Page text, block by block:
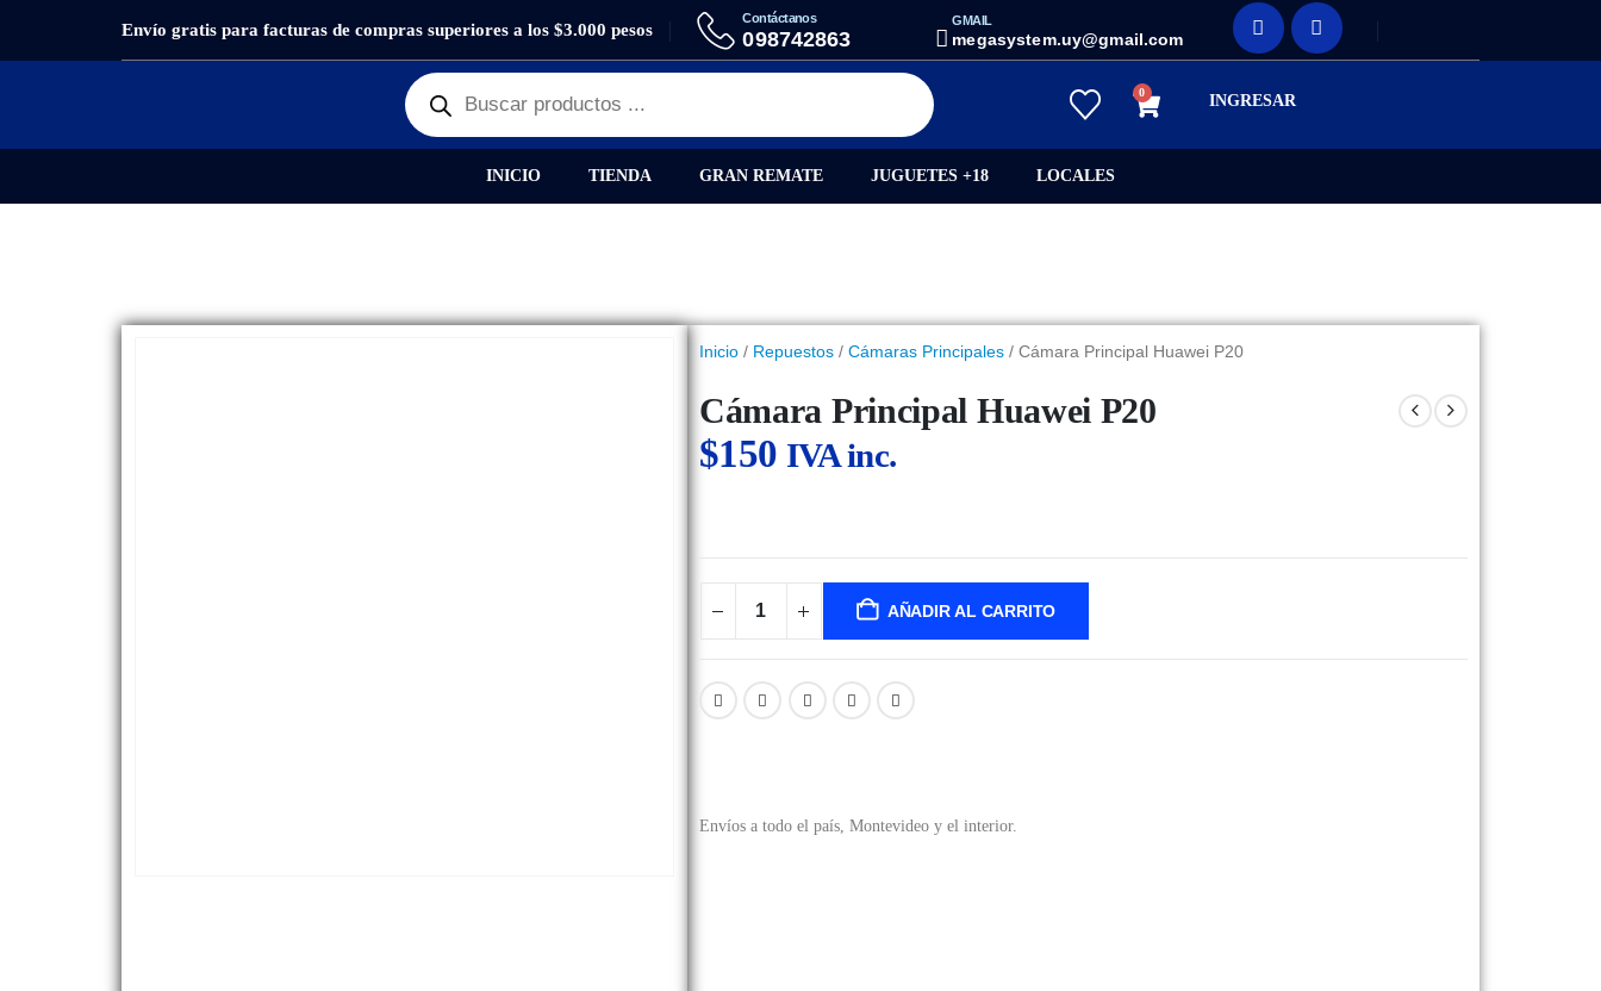
Envío gratis para facturas de compras superiores a los $3.000 pesos
Contáctanos
098742863
GMAIL
megasystem.uy@gmail.com
0 INGRESAR
INICIO TIENDA GRAN REMATE JUGUETES +18 LOCALES
PRODUCTOSREPUESTOS, CÁMARAS PRINCIPALES CÁMARA PRINCIPAL HUAWEI P20
Inicio/ Repuestos/ Cámaras Principales/ Cámara Principal Huawei P20
Cámara Principal Huawei P20
$150 IVA inc.
AÑADIR AL CARRITO
Envíos a todo el país, Montevideo y el interior.